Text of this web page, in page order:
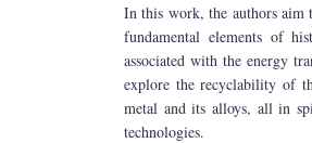
In this work, the authors aim
fundamental elements of
associated with the energy
explore the recyclability of
metal and its alloys, all in
technologies.